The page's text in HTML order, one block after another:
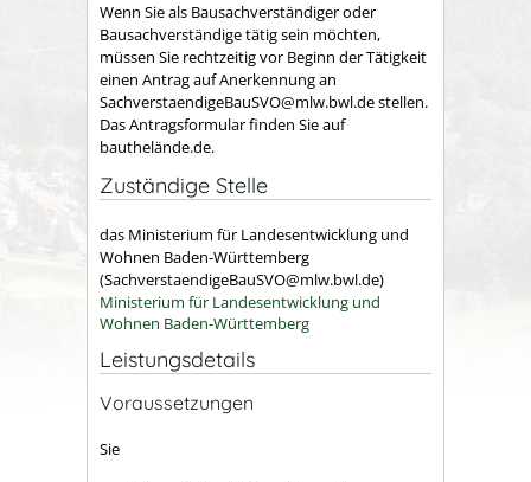
Wenn Sie als Bausachverständiger oder
Bausachverständige tätig sein möchten,
müssen Sie rechtzeitig vor Beginn der Tätigkeit
einen Antrag auf Anerkennung an
SachverstaendigeBauSVO@mlw.bwl.de stellen.
Das Antragsformular finden Sie auf
bauthelände.de.
Zuständige Stelle
das Ministerium für Landesentwicklung und
Wohnen Baden-Württemberg
(SachverstaendigeBauSVO@mlw.bwl.de)
Ministerium für Landesentwicklung und
Wohnen Baden-Württemberg
Leistungsdetails
Voraussetzungen
Sie